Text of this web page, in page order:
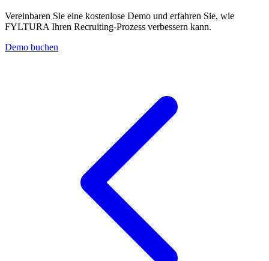
Vereinbaren Sie eine kostenlose Demo und erfahren Sie, wie
FYLTURA Ihren Recruiting-Prozess verbessern kann.
Demo buchen